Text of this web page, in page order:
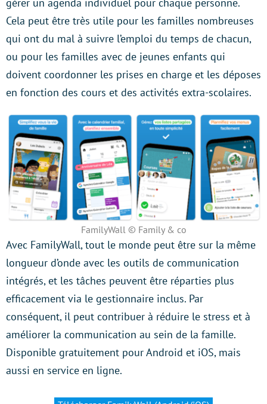
gérer un agenda individuel pour chaque personne.
Cela peut être très utile pour les familles nombreuses
qui ont du mal à suivre l’emploi du temps de chacun,
ou pour les familles avec de jeunes enfants qui
doivent coordonner les prises en charge et les déposes
en fonction des cours et des activités extra-scolaires.
FamilyWall © Family & co
Avec FamilyWall, tout le monde peut être sur la même
longueur d’onde avec les outils de communication
intégrés, et les tâches peuvent être réparties plus
efficacement via le gestionnaire inclus. Par
conséquent, il peut contribuer à réduire le stress et à
améliorer la communication au sein de la famille.
Disponible gratuitement pour Android et iOS, mais
aussi en service en ligne.